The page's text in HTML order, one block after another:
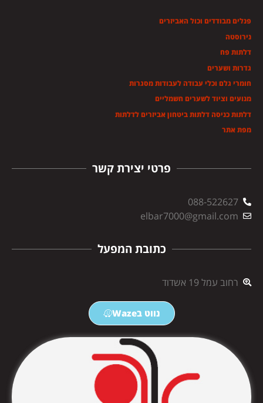
פרטי יצירת קשר
088-522627
elbar7000@gmail.com
כתובת המפעל
רחוב עמל 19 אשדוד
נווט בWaze
פנלים מבודדים וכול האביזרים
נירוסטה
דלתות פח
גדרות ושערים
חומרי גלם וכלי עבודה לעבודות מסגרות
מנועים וציוד לשערים חשמליים
דלתות כניסה דלתות ביטחון אביזרים לדלתות
מפת אתר